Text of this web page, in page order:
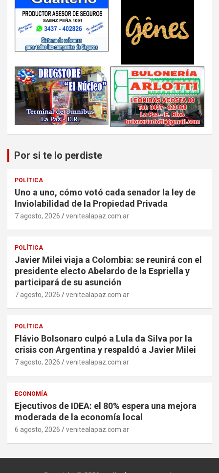
Por si te lo perdiste
POLÍTICA
Uno a uno, cómo votó cada senador la ley de
Inviolabilidad de la Propiedad Privada
7 agosto, 2026 venitealapaz.com.ar
POLÍTICA
Javier Milei viaja a Colombia: se reunirá con el
presidente electo Abelardo de la Espriella y
participará de su asunción
7 agosto, 2026 venitealapaz.com.ar
POLÍTICA
Flávio Bolsonaro culpó a Lula da Silva por la
crisis con Argentina y respaldó a Javier Milei
7 agosto, 2026 venitealapaz.com.ar
ECONOMÍA
Ejecutivos de IDEA: el 80% espera una mejora
moderada de la economía local
6 agosto, 2026 venitealapaz.com.ar